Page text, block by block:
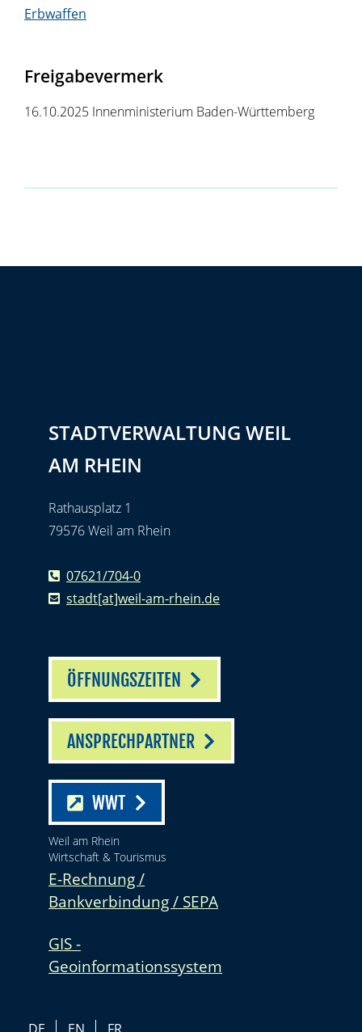
Erbwaffen
Freigabevermerk
16.10.2025 Innenministerium Baden-Württemberg
STADTVERWALTUNG WEIL
AM RHEIN
Rathausplatz 1
79576 Weil am Rhein
07621/704-0
stadt[at]weil-am-rhein.de
ÖFFNUNGSZEITEN
ANSPRECHPARTNER
WWT
Weil am Rhein
Wirtschaft & Tourismus
E-Rechnung /
Bankverbindung / SEPA
GIS -
Geoinformationssystem